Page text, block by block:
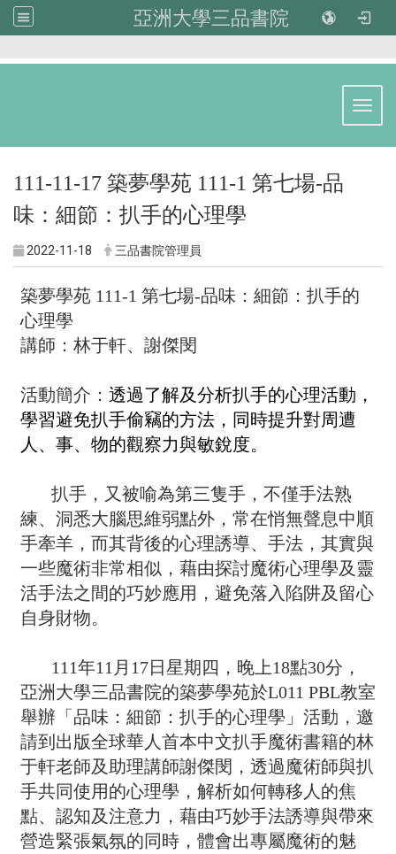
亞洲大學三品書院
111-11-17 築夢學苑 111-1 第七場-品
味：細節：扒手的心理學
2022-11-18 三品書院管理員
築夢學苑 111-1 第七場-品味：細節：扒手的
心理學
講師：林于軒、謝傑閔
活動簡介： 透過了解及分析扒手的心理活動，
學習避免扒手偷竊的方法，同時提升對周遭
人、事、物的觀察力與敏銳度。
扒手，又被喻為第三隻手，不僅手法熟
練、洞悉大腦思維弱點外，常在悄無聲息中順
手牽羊，而其背後的心理誘導、手法，其實與
一些魔術非常相似，藉由探討魔術心理學及靈
活手法之間的巧妙應用，避免落入陷阱及留心
自身財物。
111年11月17日星期四，晚上18點30分，
亞洲大學三品書院的築夢學苑於L011 PBL教室
舉辦「品味：細節：扒手的心理學」活動，邀
請到出版全球華人首本中文扒手魔術書籍的林
于軒老師及助理講師謝傑閔，透過魔術師與扒
手共同使用的心理學，解析如何轉移人的焦
點、認知及注意力，藉由巧妙手法誘導與帶來
營造緊張氣氛的同時，體會出專屬魔術的魅